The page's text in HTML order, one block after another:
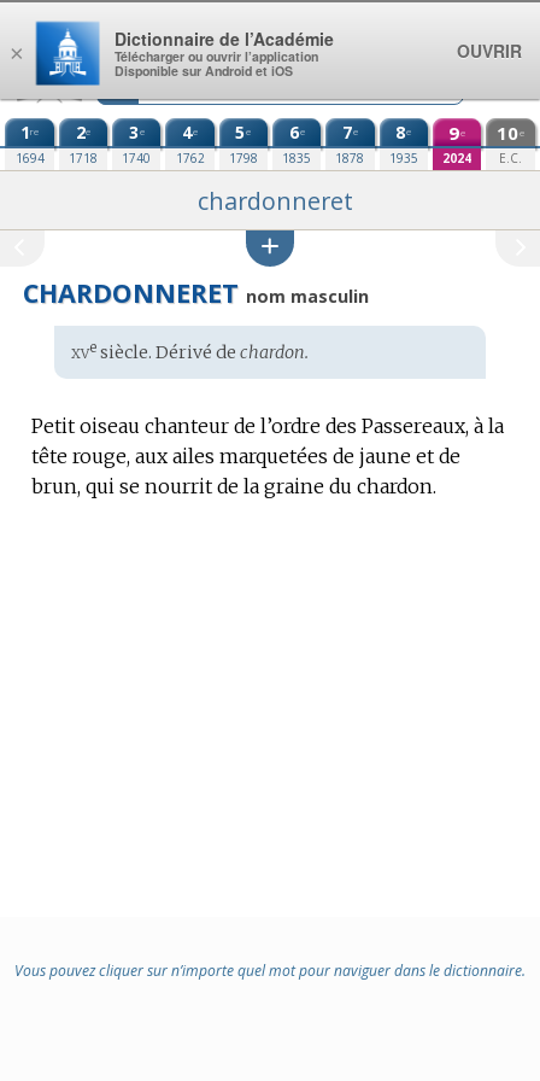
Aller au contenu
1re
1694
2e
1718
3e
1740
4e
1762
5e
1798
6e
1835
7e
1878
8e
1935
9e
2024
10e
E.C.
chardonneret
CHARDONNERET nom masculin
Étymologie
:
xvesiècle. Dérivé de chardon.
Petit oiseau chanteur de l’ordre des Passereaux, à la
tête rouge, aux ailes marquetées de jaune et de
brun, qui se nourrit de la graine du chardon.
Vous pouvez cliquer sur n’importe quel mot pour naviguer dans le dictionnaire.
×
Dictionnaire de l’Académie
Télécharger ou ouvrir l’application
Disponible sur Android et iOS
OUVRIR